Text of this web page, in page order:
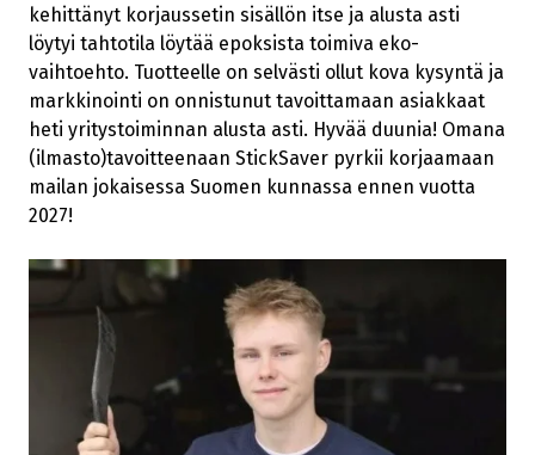
kehittänyt korjaussetin sisällön itse ja alusta asti
löytyi tahtotila löytää epoksista toimiva eko-
vaihtoehto. Tuotteelle on selvästi ollut kova kysyntä ja
markkinointi on onnistunut tavoittamaan asiakkaat
heti yritystoiminnan alusta asti. Hyvää duunia! Omana
(ilmasto)tavoitteenaan StickSaver pyrkii korjaamaan
mailan jokaisessa Suomen kunnassa ennen vuotta
2027!